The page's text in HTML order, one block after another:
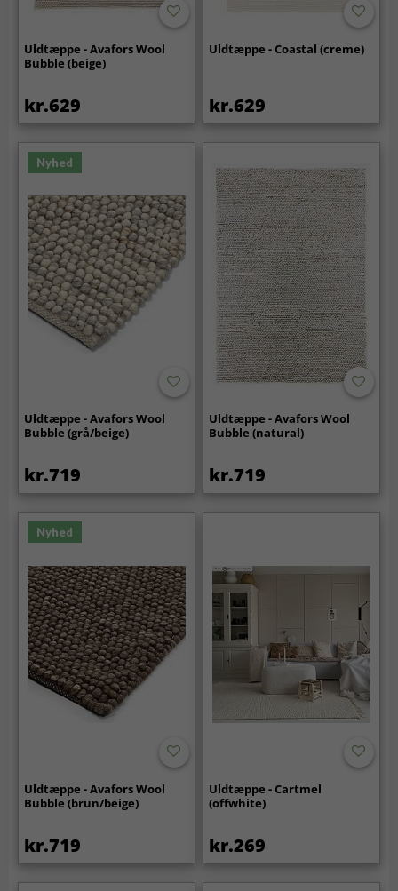
Uldtæppe - Avafors Wool
Bubble (beige)
kr.629
Uldtæppe - Coastal (creme)
kr.629
Nyhed
Uldtæppe - Avafors Wool
Bubble (grå/beige)
kr.719
Uldtæppe - Avafors Wool
Bubble (natural)
kr.719
Nyhed
Uldtæppe - Avafors Wool
Bubble (brun/beige)
kr.719
Uldtæppe - Cartmel
(offwhite)
kr.269